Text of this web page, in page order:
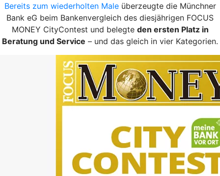
Bereits zum wiederholten Maleüberzeugte die Münchner
Bank eG beim Bankenvergleich des diesjährigen FOCUS
MONEY CityContest und belegte den ersten Platz in
Beratung und Service – und das gleich in vier Kategorien.